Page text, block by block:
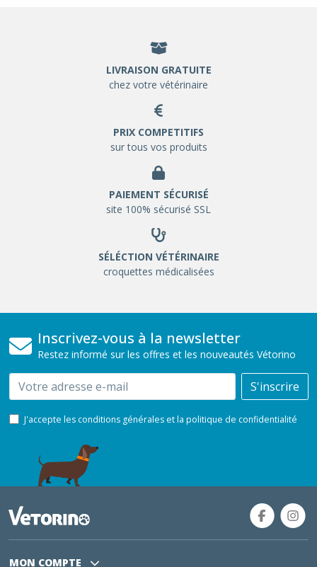
LIVRAISON GRATUITE
chez votre vétérinaire
PRIX COMPETITIFS
sur tous vos produits
PAIEMENT SÉCURISÉ
site 100% sécurisé SSL
SÉLÉCTION VÉTÉRINAIRE
croquettes médicalisées
Inscrivez-vous à la newsletter
Restez informé sur les offres et les nouveautés Vétorino
Email S'inscrire
J'accepte les conditions générales et la politique de confidentialité
MON COMPTE